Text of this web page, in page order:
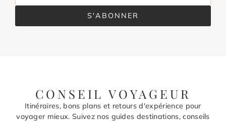
S'ABONNER
CONSEIL VOYAGEUR
Itinéraires, bons plans et retours d'expérience pour
voyager mieux. Suivez nos guides destinations, conseils